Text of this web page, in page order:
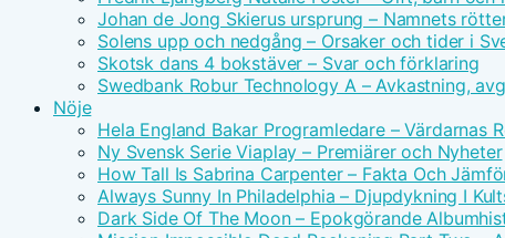
Johan de Jong Skierus ursprung – Namnets
Solens upp och nedgång – Orsaker och tider i
Skotsk dans 4 bokstäver – Svar och förklaring
Swedbank Robur Technology A – Avkastning,
Nöje
Hela England Bakar Programledare – Värdarnas
Ny Svensk Serie Viaplay – Premiärer och Nyheter
How Tall Is Sabrina Carpenter – Fakta Och
Always Sunny In Philadelphia – Djupdykning I
Dark Side Of The Moon – Epokgörande